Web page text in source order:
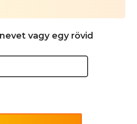
vagy egy rövid